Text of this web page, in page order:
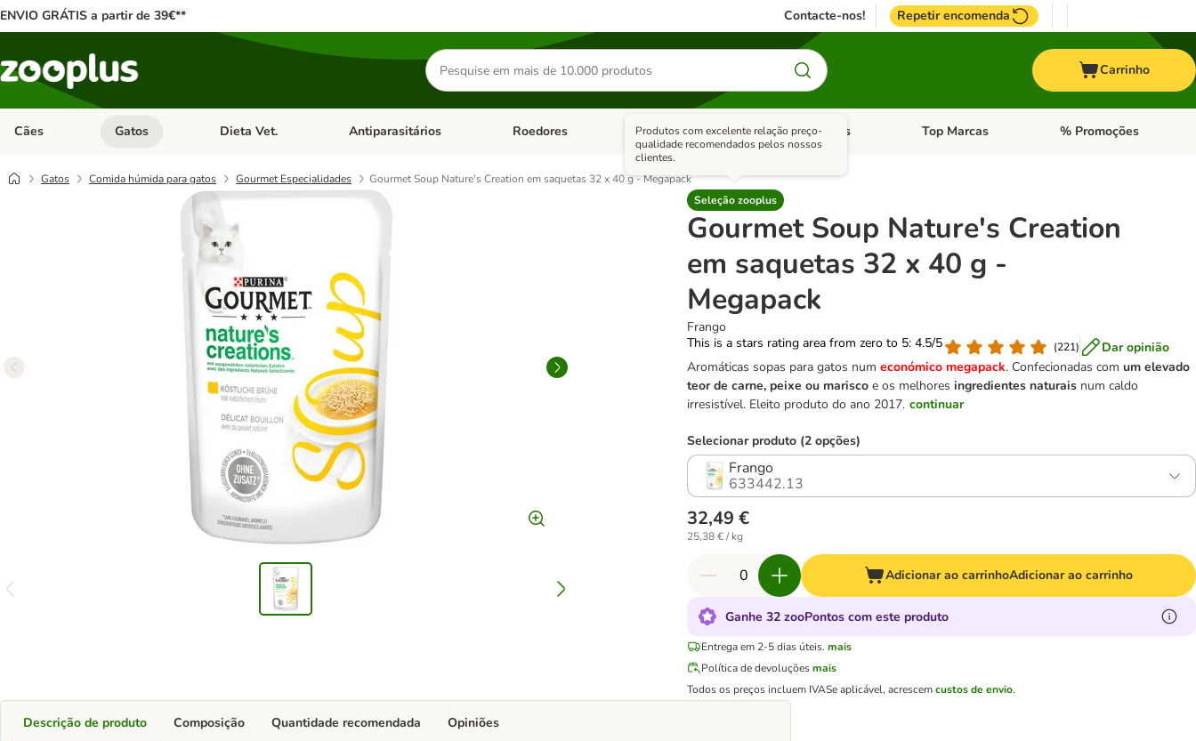
ENVIO GRÁTIS a partir de 39€** Contacte-nos! Repetir encomenda
Pesquisar
produtos
Carrinho
Cães Abrir menu de categoria: Cães
Gatos Abrir menu de categoria: Gatos
Dieta Vet. Abrir menu de categoria: Dieta Vet.
Antiparasitários Abrir menu de categoria: Antiparasitários
Roedores Abrir menu de categoria: Roedores
Pássaros Abrir menu de categoria: Pássaros
Outros animais Abrir menu de categoria: Outros animais
Top Marcas Abrir menu de categoria:
% Promoções
Gatos Comida húmida para gatos Gourmet Especialidades
Gourmet Soup Nature's Creation em saquetas 32 x 40 g - Megapack
Seleção zooplus
Produtos com excelente relação preço-
qualidade recomendados pelos nossos
clientes.
Gourmet Soup Nature's Creation
em saquetas 32 x 40 g -
Megapack
Frango
This is a stars rating area from zero to 5: 4.5/5
(221)
Dar opinião
Aromáticas sopas para gatos numeconómico megapack. Confecionadas comum elevado
teor de carne, peixe ou marisco e os melhoresingredientes naturais num caldo
irresistível. Eleito produto do ano 2017. continuar
Selecionar produto (2 opções)
Frango
633442.13
32,49 €
25,38 € / kg
Adicionar ao carrinhoAdicionar ao carrinho
Ganhe 32 zooPontos com este produto
Entrega em 2-5 dias úteis. mais
Política de devoluções mais
Todos os preços incluem IVASe aplicável, acrescemcustos de envio.
Descrição de produto Composição Quantidade recomendada Opiniões